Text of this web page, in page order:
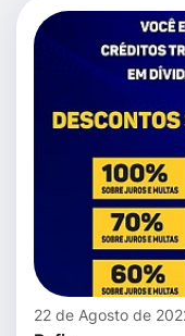
22 de Agosto de